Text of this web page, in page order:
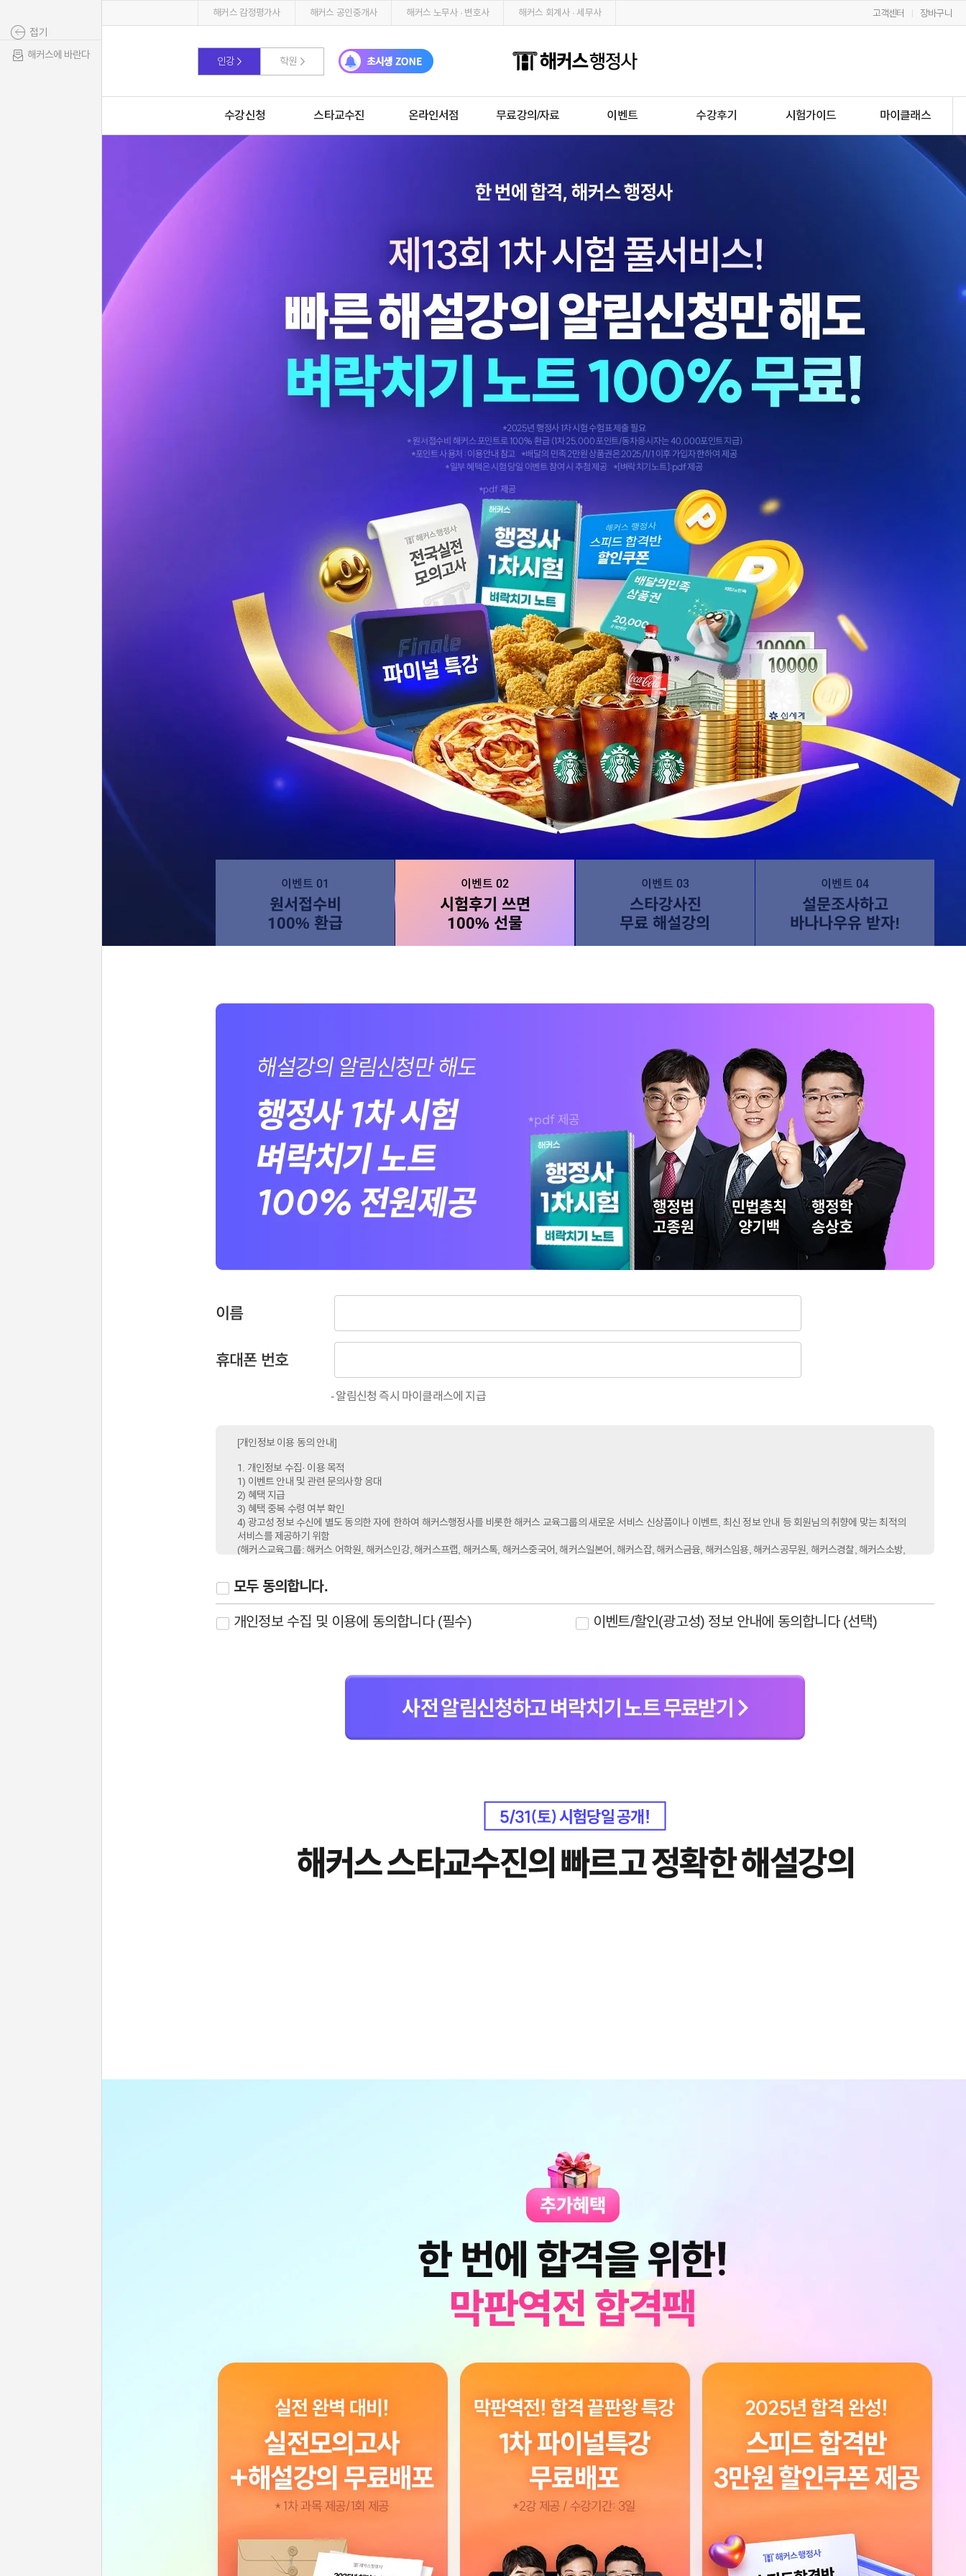
해커스 감정평가사 해커스 공인중개사 해커스 노무사 · 변호사 해커스 회계사 · 세무사 고객센터 장바구니
인강 학원
수강신청 스타교수진 온라인서점 무료강의/자료 이벤트 수강후기 시험가이드 마이클래스
접기
해커스에 바란다
이벤트 01
원서접수비
100% 환급
이벤트 02
시험후기 쓰면
100% 선물
이벤트 03
스타강사진
무료 해설강의
이벤트 04
설문조사하고
바나나우유 받자!
이름
휴대폰 번호
- 알림신청 즉시 마이클래스에 지급
[개인정보 이용 동의 안내]
1. 개인정보 수집· 이용 목적
1) 이벤트 안내 및 관련 문의사항 응대
2) 혜택 지급
3) 혜택 중복 수령 여부 확인
4) 광고성 정보 수신에 별도 동의한 자에 한하여 해커스행정사를 비롯한 해커스 교육그룹의 새로운 서비스 신상품이나 이벤트, 최신 정보 안내 등 회원님의 취향에 맞는 최적의
서비스를 제공하기 위함
(해커스교육그룹: 해커스 어학원, 해커스인강, 해커스프랩, 해커스톡, 해커스중국어, 해커스일본어, 해커스잡, 해커스금융, 해커스임용, 해커스공무원, 해커스경찰, 해커스소방,
2. 개인정보 수집·이용 항목: 이름, 휴대폰번호, 수험표 이미지, 수험번호
3. 개인정보 보유/이용 기간: 수집한 개인정보는 회원 탈퇴 시까지 보관합니다. 단, 이벤트 참여일로부터 2년 이내 회원 탈퇴한 경우에는 참여일로부터 2년 동안 보관 후 파기합
니다.
모두 동의합니다.
개인정보 수집 및 이용에 동의합니다 (필수) 이벤트/할인(광고성) 정보 안내에 동의합니다 (선택)